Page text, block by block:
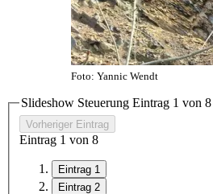
Foto: Yannic Wendt
Slideshow Steuerung Eintrag 1 von 8
Vorheriger Eintrag
Eintrag 1 von 8
Eintrag 1
Eintrag 2